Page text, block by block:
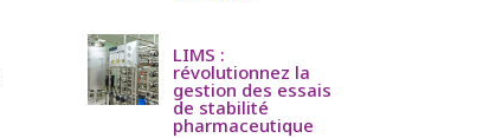
LIMS :
révolutionnez la
gestion des essais
de stabilité
pharmaceutique